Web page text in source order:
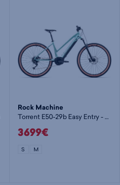
Rock Machine
Torrent E50-29b Easy Entry - polkupyörä
3699€
S M